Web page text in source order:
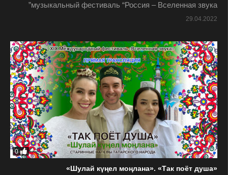
музыкальный фестиваль “Россия – Вселенная звука”
29.04.2022
0
«Шулай күңел моңлана». «Так поёт душа»